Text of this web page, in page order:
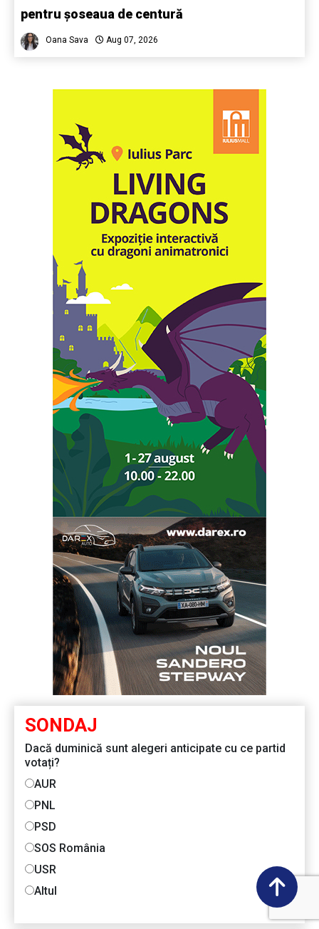
pentru șoseaua de centură
Oana Sava Aug 07, 2026
SONDAJ
Dacă duminică sunt alegeri anticipate cu ce partid
votați?
AUR
PNL
PSD
SOS România
USR
Altul